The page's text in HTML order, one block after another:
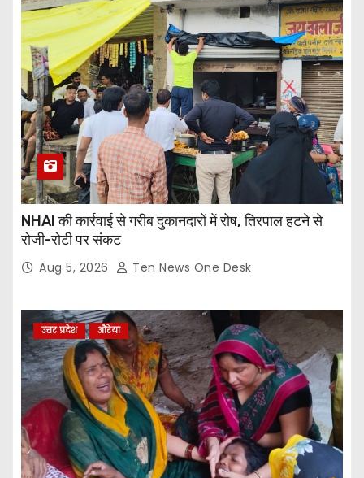
NHAI की कार्रवाई से गरीब दुकानदारों में रोष, तिरपाल हटने से
रोजी-रोटी पर संकट
Aug 5, 2026 Ten News One Desk
उत्तर प्रदेश औरेया